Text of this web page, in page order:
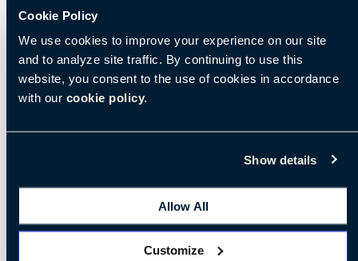
Cookie Policy
We use cookies to improve your experience on our site
and to analyze site traffic. By continuing to use this
website, you consent to the use of cookies in accordance
with our cookie policy.
Show details
Allow All
Customize
带标准插座和USB-A、USB-C和以太网端口的电源
证书和奖项